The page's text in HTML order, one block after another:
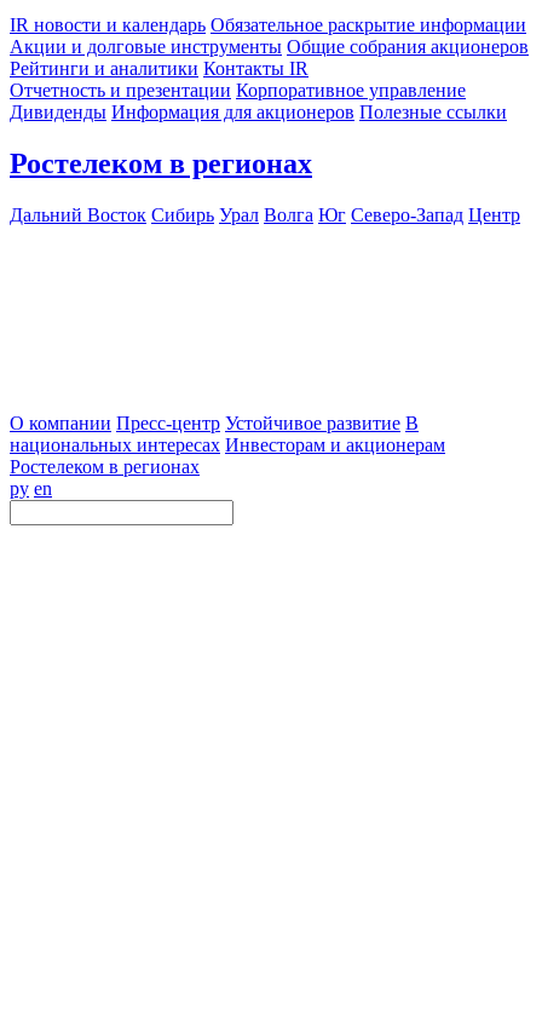
IR новости и календарь Обязательное раскрытие информации
Акции и долговые инструменты Общие собрания акционеров
Рейтинги и аналитики Контакты IR
Отчетность и презентации Корпоративное управление
Дивиденды Информация для акционеров Полезные ссылки
Ростелеком в регионах
Дальний Восток Сибирь Урал Волга Юг Северо-Запад Центр
О компании Пресс-центр Устойчивое развитие В
национальных интересах Инвесторам и акционерам
Ростелеком в регионах
ру en